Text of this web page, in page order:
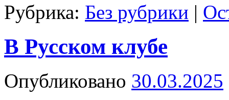
Рубрика: Без рубрики |
В Русском клубе
Опубликовано 30.03.2025